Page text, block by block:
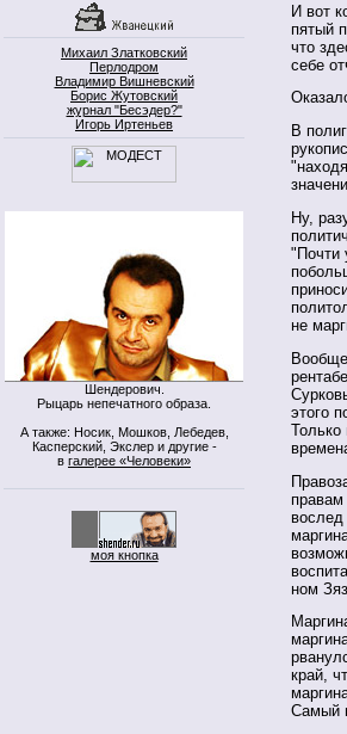
Михаил Златковский
Перлодром
Владимир Вишневский
Борис Жутовский
журнал "Бесэдер?"
Игорь Иртеньев
Шендерович.
Рыцарь непечатного образа.
А также: Носик, Мошков, Лебедев,
Касперский, Экслер и другие -
в галерее «Человеки»
моя кнопка
И вот
пятый
что
себе
В
Ну,
"Почти
не
этого
ном
край,
Самый